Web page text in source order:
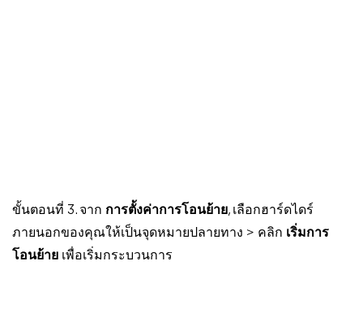
ขั้นตอนที่ 3. จาก การตั้งค่าการโอนย้าย, เลือกฮาร์ดไดร์
ภายนอกของคุณให้เป็นจุดหมายปลายทาง > คลิก เริ่มการ
โอนย้าย เพื่อเริ่มกระบวนการ